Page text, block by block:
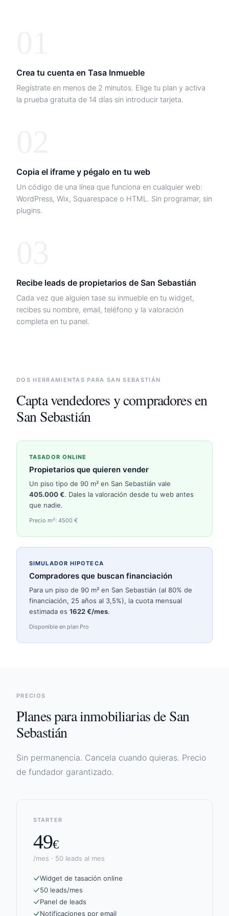
Crea tu cuenta en Tasa Inmueble
Regístrate en menos de 2 minutos. Elige tu plan y activa
la prueba gratuita de 14 días sin introducir tarjeta.
Copia el iframe y pégalo en tu web
Un código de una línea que funciona en cualquier web:
WordPress, Wix, Squarespace o HTML. Sin programar, sin
plugins.
Recibe leads de propietarios de San Sebastián
Cada vez que alguien tase su inmueble en tu widget,
recibes su nombre, email, teléfono y la valoración
completa en tu panel.
DOS HERRAMIENTAS PARASAN SEBASTIÁN
Capta vendedores y compradores en
San Sebastián
TASADOR ONLINE
Propietarios que quieren vender
Un piso tipo de 90 m² en San Sebastián vale
405.000€. Dales la valoración desde tu web antes
que nadie.
Precio m²: 4500 €
SIMULADOR HIPOTECA
Compradores que buscan financiación
Para un piso de 90 m² en San Sebastián (al 80% de
financiación, 25 años al 3,5%), la cuota mensual
estimada es 1622€/mes.
Disponible en plan Pro
PRECIOS
Planes para inmobiliarias deSan
Sebastián
Sin permanencia. Cancela cuando quieras. Precio
de fundador garantizado.
STARTER
49€
/mes · 50 leads al mes
Widget de tasación online
50 leads/mes
Panel de leads
Notificaciones por email